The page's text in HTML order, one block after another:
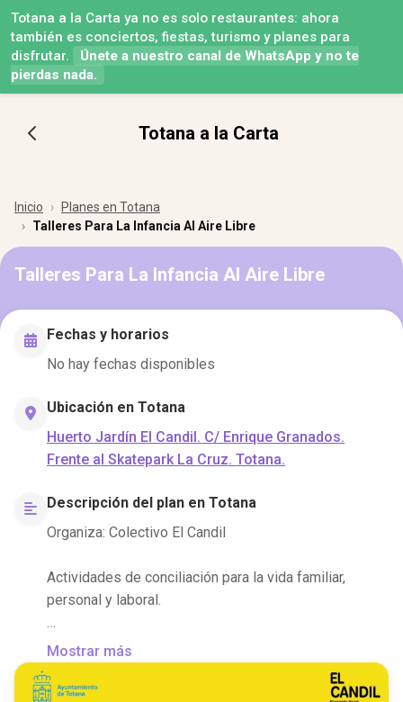
Totana a la Carta ya no es solo restaurantes: ahora
también es conciertos, fiestas, turismo y planes para
disfrutar.
Únete a nuestro canal de WhatsApp y no te
pierdas nada.
Totana a la Carta
Inicio
Planes en Totana
Talleres Para La Infancia Al Aire Libre
Talleres Para La Infancia Al Aire Libre
Fechas y horarios
No hay fechas disponibles
Ubicación en Totana
Huerto Jardín El Candil. C/ Enrique Granados.
Frente al Skatepark La Cruz. Totana.
Descripción del plan en Totana
Organiza: Colectivo El Candil
Actividades de conciliación para la vida familiar,
personal y laboral.
¡Apúntate y llévate el jardín a tu casa. Diseña tu propio
cuadro!
Mostrar más